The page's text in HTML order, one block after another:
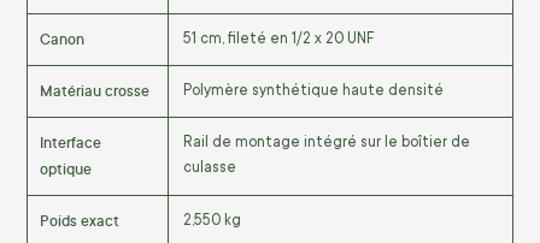
Canon 51 cm, fileté en 1/2 x 20 UNF
Matériau crosse Polymère synthétique haute densité
Interface
optique
Rail de montage intégré sur le boîtier de
culasse
Poids exact 2,550 kg